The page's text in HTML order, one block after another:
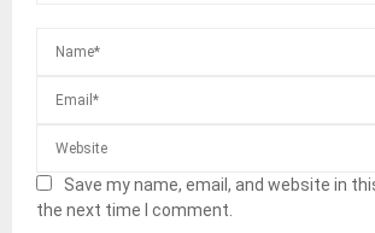
Save my name, email, and website in
the next time I comment.